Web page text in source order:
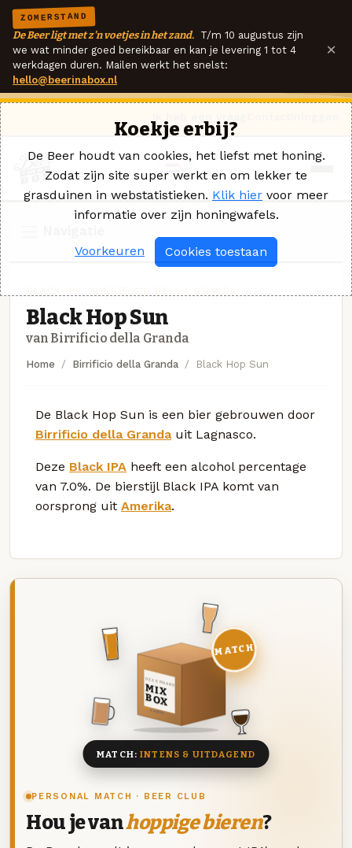
ZOMERSTAND
De Beer ligt met z'n voetjes in het zand. T/m 10 augustus zijn
we wat minder goed bereikbaar en kan je levering 1 tot 4
werkdagen duren. Mailen werkt het snelst:
hello@beerinabox.nl
×
Black Hop Sun
van Birrificio della Granda
Home Birrificio della Granda Black Hop Sun
De Black Hop Sun is een bier gebrouwen door
Birrificio della Grandauit Lagnasco.
Deze Black IPA heeft een alcohol percentage
van 7.0%. De bierstijl Black IPA komt van
oorsprong uit Amerika.
PERSONAL MATCH · BEER CLUB
Hou je vanhoppige bieren?
DEZE MAAND
MIX
BOX
8 BIEREN
MATCH
MATCH:INTENS & UITDAGEND
Koekje erbij?
De Beer houdt van cookies, het liefst met honing.
Zodat zijn site super werkt en om lekker te
grasduinen in webstatistieken. Klik hier voor meer
informatie over zijn honingwafels.
Voorkeuren Cookies toestaan